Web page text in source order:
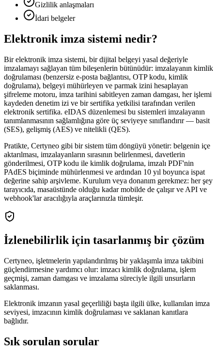
Gizlilik anlaşmaları
İdari belgeler
Elektronik imza sistemi nedir?
Bir elektronik imza sistemi, bir dijital belgeyi yasal değeriyle
imzalamayı sağlayan tüm bileşenlerin bütünüdür: imzalayanın kimlik
doğrulaması (benzersiz e-posta bağlantısı, OTP kodu, kimlik
doğrulama), belgeyi mühürleyen ve parmak izini hesaplayan
şifreleme motoru, imza tarihini sabitleyen zaman damgası, her işlemi
kaydeden denetim izi ve bir sertifika yetkilisi tarafından verilen
elektronik sertifika. eIDAS düzenlemesi bu sistemleri imzalayanın
tanımlanmasının sağlamlığına göre üç seviyeye sınıflandırır — basit
(SES), gelişmiş (AES) ve nitelikli (QES).
Pratikte, Certyneo gibi bir sistem tüm döngüyü yönetir: belgenin içe
aktarılması, imzalayanların sırasının belirlenmesi, davetlerin
gönderilmesi, OTP kodu ile kimlik doğrulama, imzalı PDF'nin
PAdES biçiminde mühürlenmesi ve ardından 10 yıl boyunca ispat
değerine sahip arşivleme. Kurulum veya donanım gerekmez: her şey
tarayıcıda, masaüstünde olduğu kadar mobilde de çalışır ve API ve
webhook'lar aracılığıyla araçlarınızla tümleşir.
İzlenebilirlik için tasarlanmış bir çözüm
Certyneo, işletmelerin yapılandırılmış bir yaklaşımla imza takibini
güçlendirmesine yardımcı olur: imzacı kimlik doğrulama, işlem
geçmişi, zaman damgası ve imzalama süreciyle ilgili unsurların
saklanması.
Elektronik imzanın yasal geçerliliği başta ilgili ülke, kullanılan imza
seviyesi, imzacının kimlik doğrulaması ve saklanan kanıtlara
bağlıdır.
Sık sorulan sorular